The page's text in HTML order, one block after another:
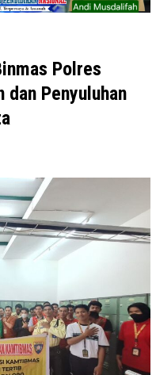
Polres
dan Penyuluhan